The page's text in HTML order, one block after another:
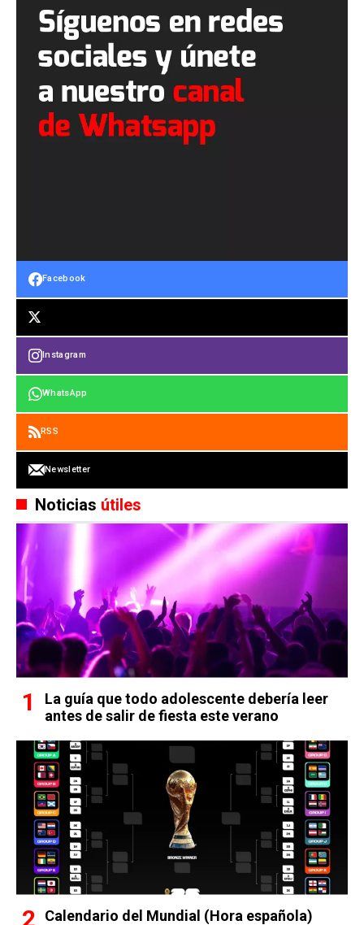
Facebook
Instagram
WhatsApp
RSS
Newsletter
Noticias útiles
La guía que todo adolescente debería leer
antes de salir de fiesta este verano
Calendario del Mundial (Hora española)